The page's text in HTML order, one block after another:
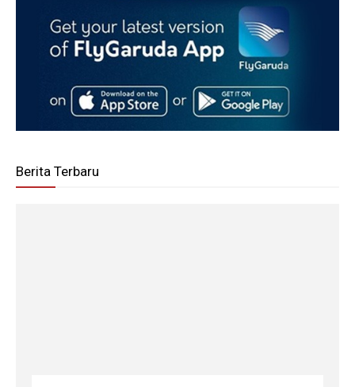
Berita Terbaru